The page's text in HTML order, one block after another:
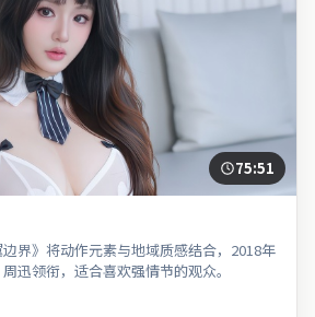
75:51
界》将动作元素与地域质感结合，2018年
迅领衔，适合喜欢强情节的观众。